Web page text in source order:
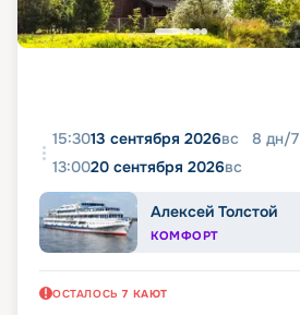
15:3013 сентября 2026вс 8 дн/7
13:0020 сентября 2026вс
Алексей Толстой
КОМФОРТ
ОСТАЛОСЬ 7 КАЮТ